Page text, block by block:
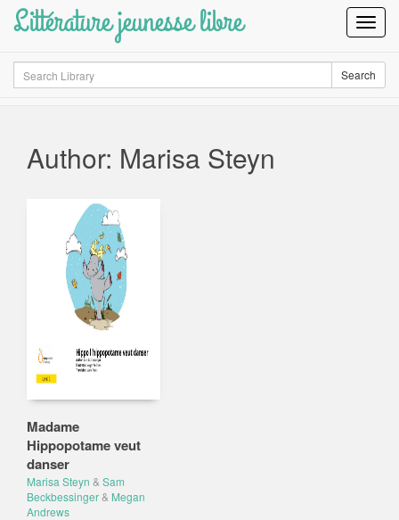
Littérature jeunesse libre
Search Search
Author: Marisa Steyn
Madame
Hippopotame veut
danser
Marisa Steyn & Sam
Beckbessinger& Megan
Andrews